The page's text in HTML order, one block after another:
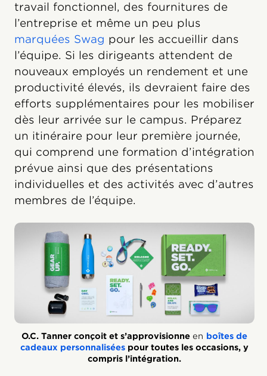
travail fonctionnel, des fournitures de
l’entreprise et même un peu plus
marquées Swag pour les accueillir dans
l’équipe. Si les dirigeants attendent de
nouveaux employés un rendement et une
productivité élevés, ils devraient faire des
efforts supplémentaires pour les mobiliser
dès leur arrivée sur le campus. Préparez
un itinéraire pour leur première journée,
qui comprend une formation d’intégration
prévue ainsi que des présentations
individuelles et des activités avec d’autres
membres de l’équipe.
O.C. Tanner conçoit et s’approvisionne en boîtes de
cadeaux personnalisées pour toutes les occasions, y
compris l’intégration.